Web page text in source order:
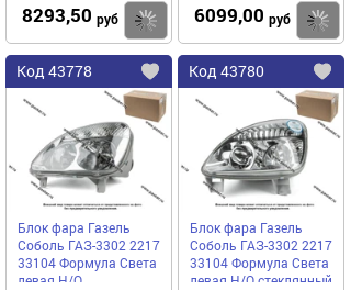
8293,50 руб Купить
6099,00 руб
Код 43778
Добавить
в
избранное
Блок фара Газель
Соболь ГАЗ-3302 2217
33104 Формула Света
левая Н/О
Код 43780
в
Блок фара Газель
Соболь ГАЗ-3302 2217
33104 Формула Света
левая Н/О стеклянный